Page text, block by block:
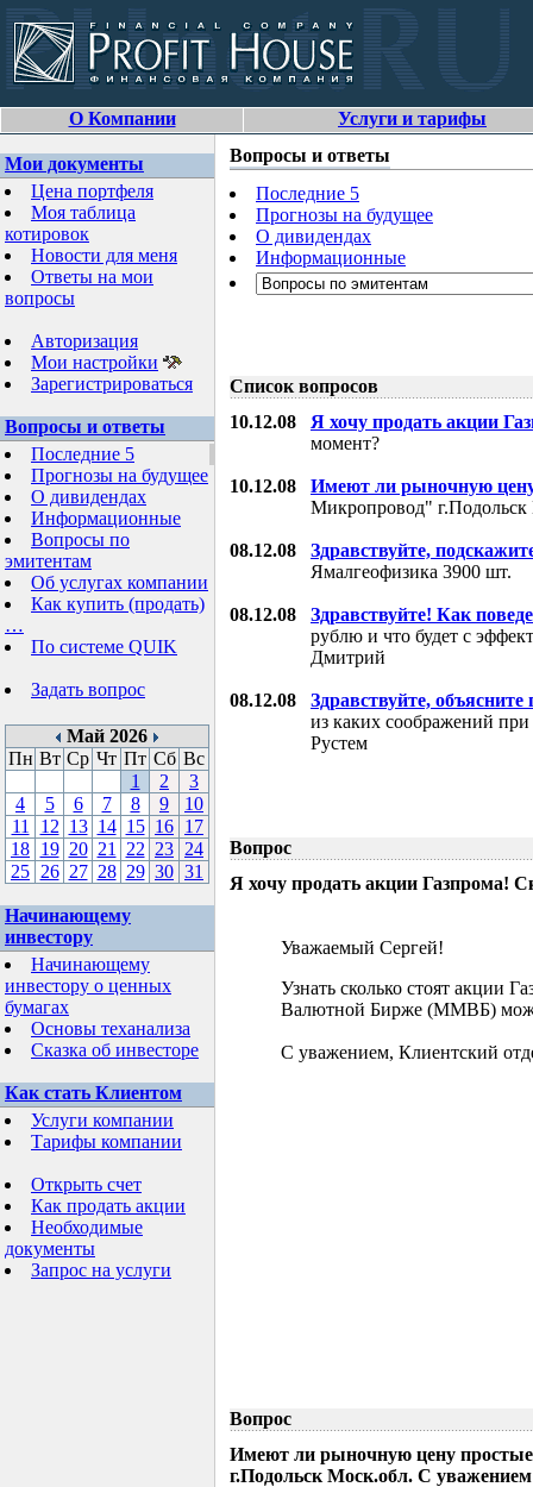
О Компании Услуги и тарифы
Мои документы
Цена портфеля
Моя таблица
котировок
Новости для меня
Ответы на мои
вопросы
Авторизация
Мои настройки
Зарегистрироваться
Вопросы и ответы
Последние 5
Прогнозы на будущее
О дивидендах
Информационные
Вопросы по
эмитентам
Об услугах компании
Как купить (продать)
…
По системе QUIK
Задать вопрос
Май 2026
Пн Вт Ср Чт Пт Сб Вс
1
2
3
4
5 6 7 8 9
10
11
12 13 14 15 16 17
18 19 20 21 22 23 24
25 26 27 28 29 30 31
Начинающему
инвестору
Начинающему
инвестору о ценных
бумагах
Основы теханализа
Сказка об инвесторе
Как стать Клиентом
Услуги компании
Тарифы компании
Открыть счет
Как продать акции
Необходимые
документы
Запрос на услуги
Вопросы и ответы
Последние 5
Прогнозы на будущее
О дивидендах
Информационные
Список вопросов
10.12.08 Я хочу продать акции
момент?
10.12.08
Имеют ли рыночную
Микропровод"
08.12.08
Здравствуйте,
Ямалгеофизика 3900 шт.
08.12.08
Здравствуйте! Как
рублю и что будет с
Дмитрий
08.12.08
Здравствуйте, объясните
из каких соображений
Рустем
Вопрос
Я хочу продать акции Газпрома!
Уважаемый Сергей!
Узнать сколько стоят акции
Валютной Бирже (ММВБ)
С уважением, Клиентский
Вопрос
Имеют ли рыночную цену
г.Подольск Моск.обл. С